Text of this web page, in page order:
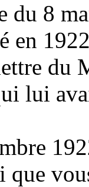
du 8
en
du
lui
que